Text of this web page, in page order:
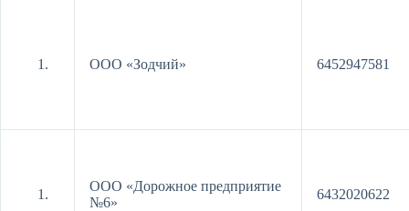
ООО «Зодчий» 6452947581
ООО «Дорожное предприятие
№6»
6432020622